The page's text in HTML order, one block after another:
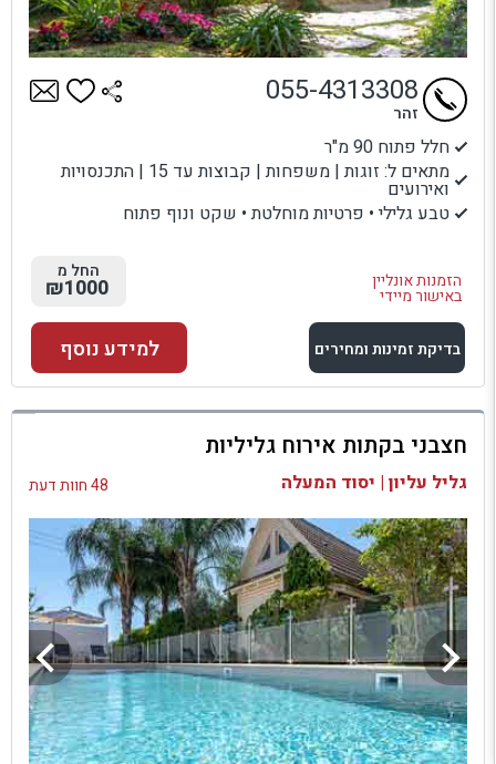
חלל פתוח 90 מ"ר
מתאים ל: זוגות | משפחות | קבוצות עד 15 | התכנסויות
ואירועים
טבע גלילי • פרטיות מוחלטת • שקט ונוף פתוח
הזמנות אונליין
באישור מיידי
055-4313308
זהר
החל מ
₪1000
בדיקת זמינות ומחירים
למתחם זה
בדיקת זמינות ומחירים
למידע נוסף
חצבני בקתות אירוח גליליות
גליל עליון | יסוד המעלה 48 חוות דעת